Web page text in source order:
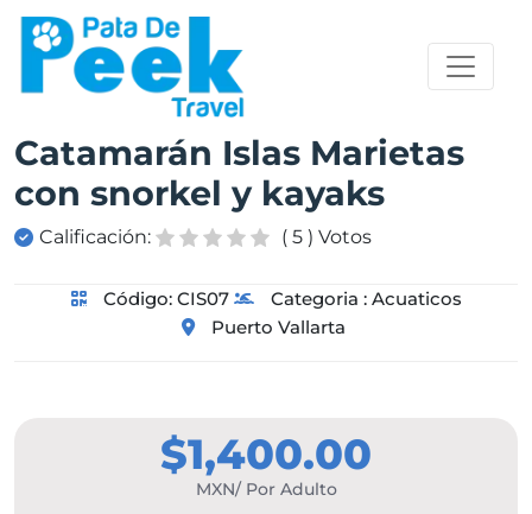
Catamarán Islas Marietas
con snorkel y kayaks
Calificación: ( 5 ) Votos
Código: CIS07 Categoria : Acuaticos
Puerto Vallarta
$1,400.00
MXN/ Por Adulto